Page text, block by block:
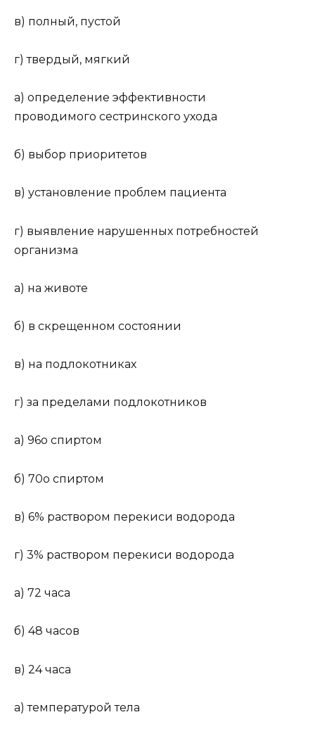
в) полный, пустой
г) твердый, мягкий
а) определение эффективности
проводимого сестринского ухода
б) выбор приоритетов
в) установление проблем пациента
г) выявление нарушенных потребностей
организма
а) на животе
б) в скрещенном состоянии
в) на подлокотниках
г) за пределами подлокотников
а) 96о спиртом
б) 70о спиртом
в) 6% раствором перекиси водорода
г) 3% раствором перекиси водорода
а) 72 часа
б) 48 часов
в) 24 часа
а) температурой тела